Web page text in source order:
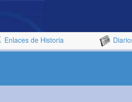
Enlaces de Historia